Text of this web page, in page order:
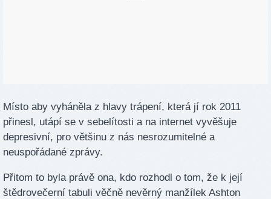
Místo aby vyháněla z hlavy trápení, která jí rok 2011
přinesl, utápí se v sebelítosti a na internet vyvěšuje
depresivní, pro většinu z nás nesrozumitelné a
neuspořádané zprávy.
Přitom to byla právě ona, kdo rozhodl o tom, že k její
štědrovečerní tabuli věčně nevěrný manžílek Ashton